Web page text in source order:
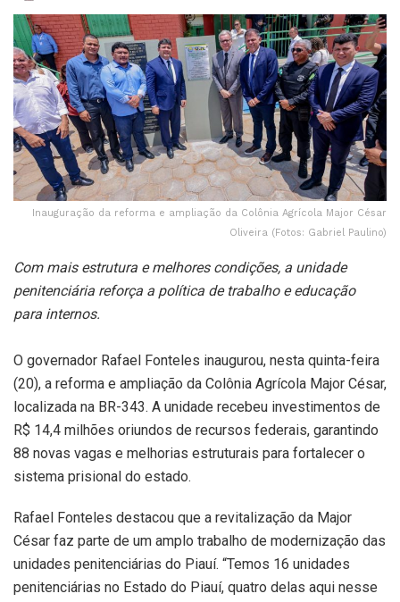
Inauguração da reforma e ampliação da Colônia Agrícola Major César
Oliveira (Fotos: Gabriel Paulino)
Com mais estrutura e melhores condições, a unidade
penitenciária reforça a política de trabalho e educação
para internos.
O governador Rafael Fonteles inaugurou, nesta quinta-feira
(20), a reforma e ampliação da Colônia Agrícola Major César,
localizada na BR-343. A unidade recebeu investimentos de
R$ 14,4 milhões oriundos de recursos federais, garantindo
88 novas vagas e melhorias estruturais para fortalecer o
sistema prisional do estado.
Rafael Fonteles destacou que a revitalização da Major
César faz parte de um amplo trabalho de modernização das
unidades penitenciárias do Piauí. “Temos 16 unidades
penitenciárias no Estado do Piauí, quatro delas aqui nesse